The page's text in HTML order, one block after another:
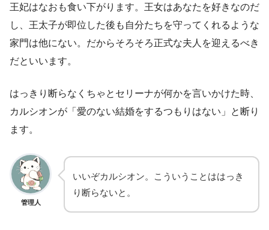
王妃はなおも食い下がります。王女はあなたを好きなのだ
し、王太子が即位した後も自分たちを守ってくれるような
家門は他にない。だからそろそろ正式な夫人を迎えるべき
だといいます。
はっきり断らなくちゃとセリーナが何かを言いかけた時、
カルシオンが「愛のない結婚をするつもりはない」と断り
ます。
管理人
いいぞカルシオン。こういうことははっき
り断らないと。